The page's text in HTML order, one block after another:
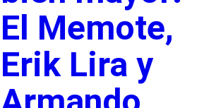
El Memote,
Erik Lira y